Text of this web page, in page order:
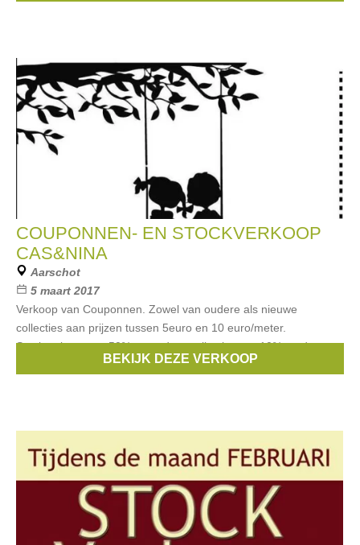
COUPONNEN- EN STOCKVERKOOP
CAS&NINA
Aarschot
5 maart 2017
Verkoop van Couponnen. Zowel van oudere als nieuwe
collecties aan prijzen tussen 5euro en 10 euro/meter.
Stockverkoop tot -50% op oudere collecties en -10% op de
nieuwe collecties!BEKIJK DEZE VERKOOP